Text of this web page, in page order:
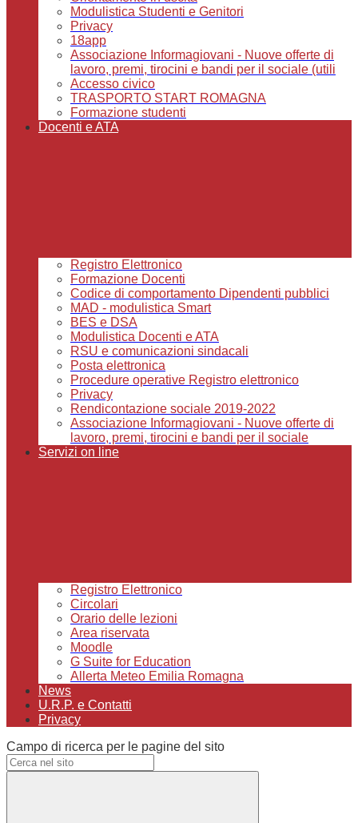
Modulistica Studenti e Genitori
Privacy
18app
Associazione Informagiovani - Nuove offerte di
lavoro, premi, tirocini e bandi per il sociale (utili
Accesso civico
TRASPORTO START ROMAGNA
Formazione studenti
Docenti e ATA
Registro Elettronico
Formazione Docenti
Codice di comportamento Dipendenti pubblici
MAD - modulistica Smart
BES e DSA
Modulistica Docenti e ATA
RSU e comunicazioni sindacali
Posta elettronica
Procedure operative Registro elettronico
Privacy
Rendicontazione sociale 2019-2022
Associazione Informagiovani - Nuove offerte di
lavoro, premi, tirocini e bandi per il sociale
Servizi on line
Registro Elettronico
Circolari
Orario delle lezioni
Area riservata
Moodle
G Suite for Education
Allerta Meteo Emilia Romagna
News
U.R.P. e Contatti
Privacy
Campo di ricerca per le pagine del sito